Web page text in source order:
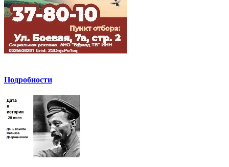
Подробности